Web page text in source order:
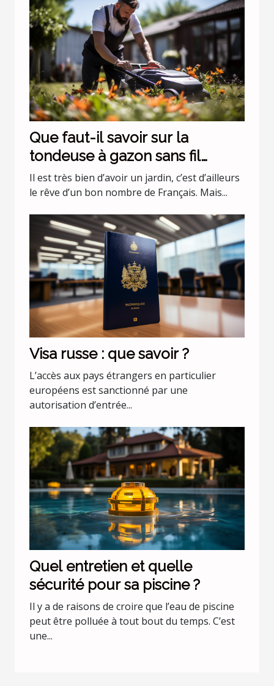
Que faut-il savoir sur la
tondeuse à gazon sans fil
batterie 36 v Black+Decker
CLMA4820L2-QW ?
Il est très bien d’avoir un jardin, c’est d’ailleurs
le rêve d’un bon nombre de Français. Mais...
Visa russe : que savoir ?
L’accès aux pays étrangers en particulier
européens est sanctionné par une
autorisation d’entrée...
Quel entretien et quelle
sécurité pour sa piscine ?
Il y a de raisons de croire que l’eau de piscine
peut être polluée à tout bout du temps. C’est
une...